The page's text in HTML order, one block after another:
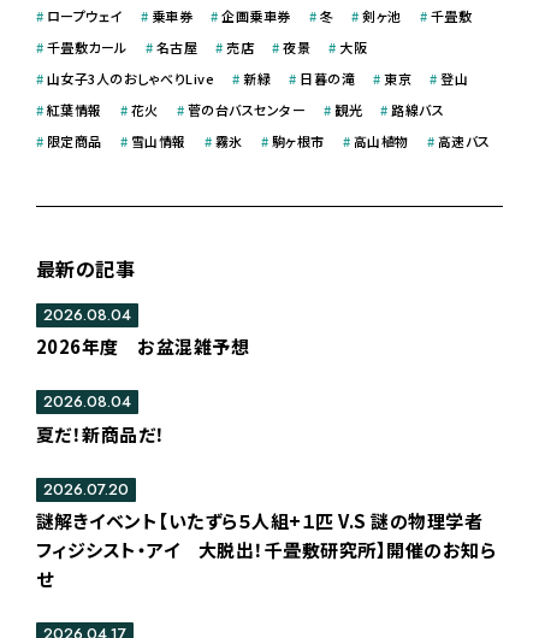
# ロープウェイ # 乗車券 #企画乗車券 #冬 #剣ヶ池 #千畳敷
#千畳敷カール #名古屋 #売店 #夜景 # 大阪
#山女子3人のおしゃべりLive #新緑 # 日暮の滝 #東京 #登山
#紅葉情報 #花火 #菅の台バスセンター # 観光 #路線バス
# 限定商品 # 雪山情報 #霧氷 #駒ヶ根市 #高山植物 #高速バス
最新の記事
2026年度 お盆混雑予想
2026.08.04
夏だ！新商品だ！
2026.08.04
謎解きイベント【いたずら５人組+１匹 V.S 謎の物理学者
フィジシスト・アイ 大脱出！千畳敷研究所】開催のお知ら
せ
2026.07.20